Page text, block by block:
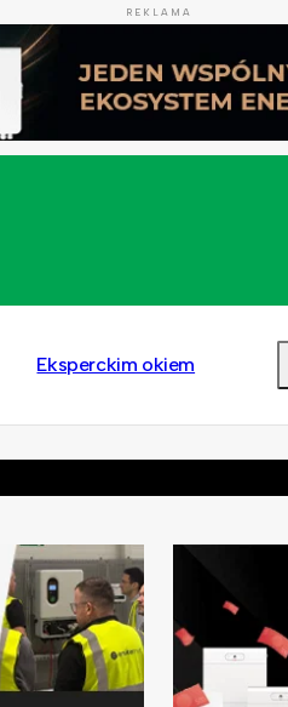
REKLAMA
Eksperckim okiem